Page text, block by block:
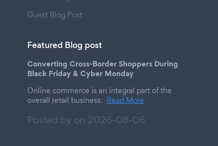
Guest Blog Post
Featured Blog post
Converting Cross-Border Shoppers During
Black Friday & Cyber Monday
Online commerce is an integral part of the
overall retail business. Read More
Posted by on 2026-08-06